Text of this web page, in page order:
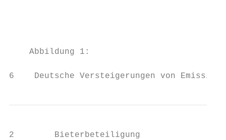
Abbildung 1:
6    Deutsche Versteigerungen von
2        Bieterbeteiligung